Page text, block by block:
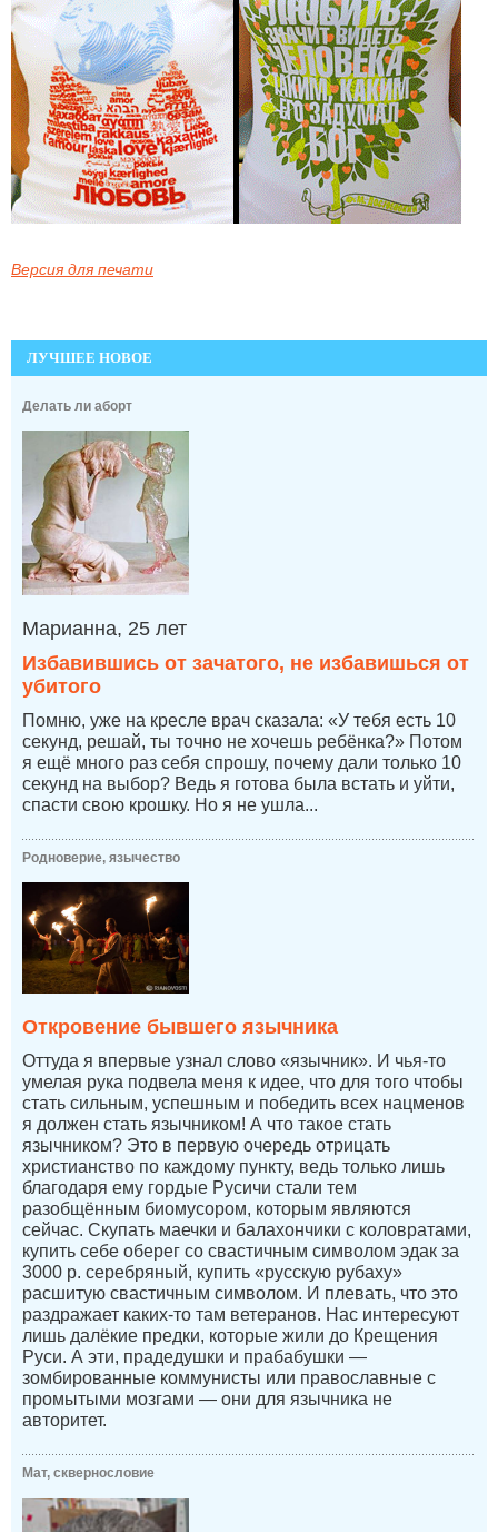
Версия для печати
ЛУЧШЕЕ НОВОЕ
Делать ли аборт
Марианна, 25 лет
Избавившись от зачатого, не избавишься от
убитого
Помню, уже на кресле врач сказала: «У тебя есть 10
секунд, решай, ты точно не хочешь ребёнка?» Потом
я ещё много раз себя спрошу, почему дали только 10
секунд на выбор? Ведь я готова была встать и уйти,
спасти свою крошку. Но я не ушла...
Родноверие, язычество
Откровение бывшего язычника
Оттуда я впервые узнал слово «язычник». И чья-то
умелая рука подвела меня к идее, что для того чтобы
стать сильным, успешным и победить всех нацменов
я должен стать язычником! А что такое стать
язычником? Это в первую очередь отрицать
христианство по каждому пункту, ведь только лишь
благодаря ему гордые Русичи стали тем
разобщённым биомусором, которым являются
сейчас. Скупать маечки и балахончики с коловратами,
купить себе оберег со свастичным символом эдак за
3000 р. серебряный, купить «русскую рубаху»
расшитую свастичным символом. И плевать, что это
раздражает каких-то там ветеранов. Нас интересуют
лишь далёкие предки, которые жили до Крещения
Руси. А эти, прадедушки и прабабушки —
зомбированные коммунисты или православные с
промытыми мозгами — они для язычника не
авторитет.
Мат, сквернословие